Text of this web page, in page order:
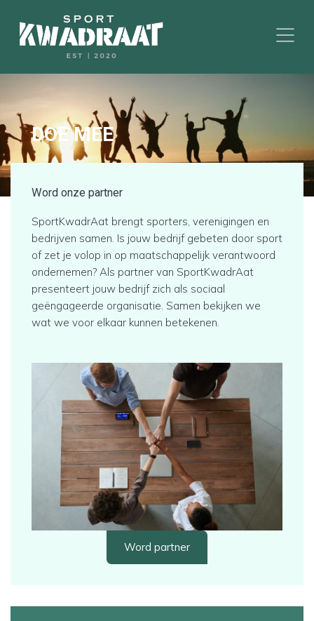
DOE MEE
Word onze partner
SportKwadrAat brengt sporters, verenigingen en
bedrijven samen. Is jouw bedrijf gebeten door sport
of zet je volop in op maatschappelijk verantwoord
ondernemen? Als partner van SportKwadrAat
presenteert jouw bedrijf zich als sociaal
geëngageerde organisatie. Samen bekijken we
wat we voor elkaar kunnen betekenen.
Word partner